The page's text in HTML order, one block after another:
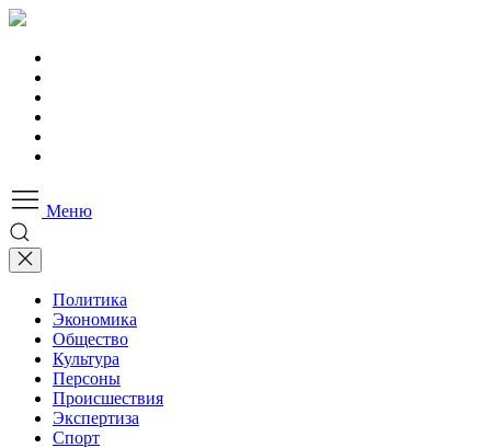
Меню
Политика
Экономика
Общество
Культура
Персоны
Происшествия
Экспертиза
Спорт